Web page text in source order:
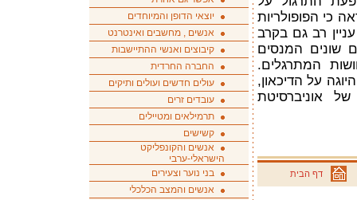
כי הפופולריות
רב גם בקרב
שונים המנסים
המתרגלים.
על הדיכאון,
אוניברסיטת
דף הבית
יוצאי הדופן והמיוחדים
אנשים , מחשבים ואינטרנט
קיבוצים ואנשי ההתיישבות
החברה החרדית
עולים חדשים ועולים ותיקים
עובדים זרים
תרמילאים ומטיילים
קשישים
אנשים והקונפליקט
הישראלי-ערבי
בני נוער וצעירים
אנשים והמצב הכלכלי